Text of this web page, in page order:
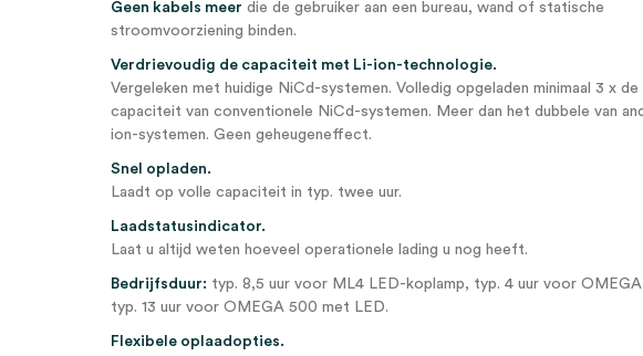
Geen kabels meer die de gebruiker aan een bureau, wand of statische
stroomvoorziening binden.
Verdrievoudig de capaciteit met Li-ion-technologie.
Vergeleken met huidige NiCd-systemen. Volledig opgeladen minimaal 3 x de
capaciteit van conventionele NiCd-systemen. Meer dan het dubbele van
ion-systemen. Geen geheugeneffect.
Snel opladen.
Laadt op volle capaciteit in typ. twee uur.
Laadstatusindicator.
Laat u altijd weten hoeveel operationele lading u nog heeft.
Bedrijfsduur: typ. 8,5 uur voor ML4 LED-koplamp, typ. 4 uur voor
typ. 13 uur voor OMEGA 500 met LED.
Flexibele oplaadopties.